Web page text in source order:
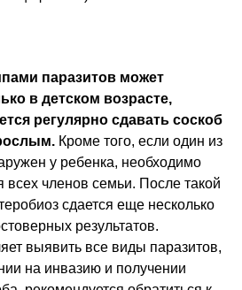
паразитов может
в детском возрасте,
регулярно сдавать соскоб
Кроме того, если один из
у ребенка, необходимо
всех членов семьи. После такой
сдается еще несколько
результатов.
выявить все виды паразитов,
на инвазию и получении